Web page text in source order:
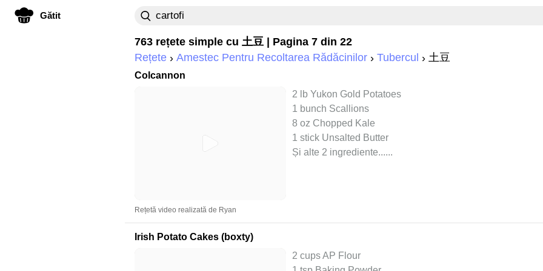
Gătit
763 rețete simple cu 土豆 | Pagina 7 din 22
Rețete
Amestec Pentru Recoltarea Rădăcinilor Tubercul 土豆
Colcannon
2 lb Yukon Gold Potatoes
1 bunch Scallions
8 oz Chopped Kale
1 stick Unsalted Butter
Și alte 2 ingrediente......
Rețetă video realizată de Ryan
Irish Potato Cakes (boxty)
2 cups AP Flour